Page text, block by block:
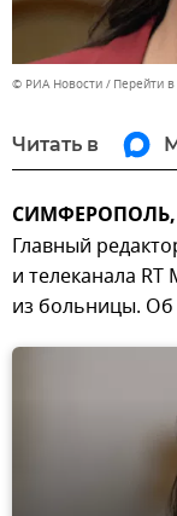
© РИА Новости Перейти
Читать в
СИМФЕРОПОЛЬ,
Главный
и телеканала
из больницы.